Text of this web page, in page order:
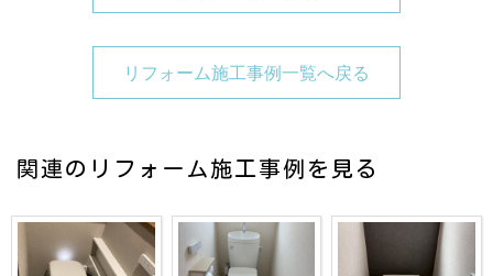
リフォーム施工事例一覧へ戻る
関連のリフォーム施工事例を見る